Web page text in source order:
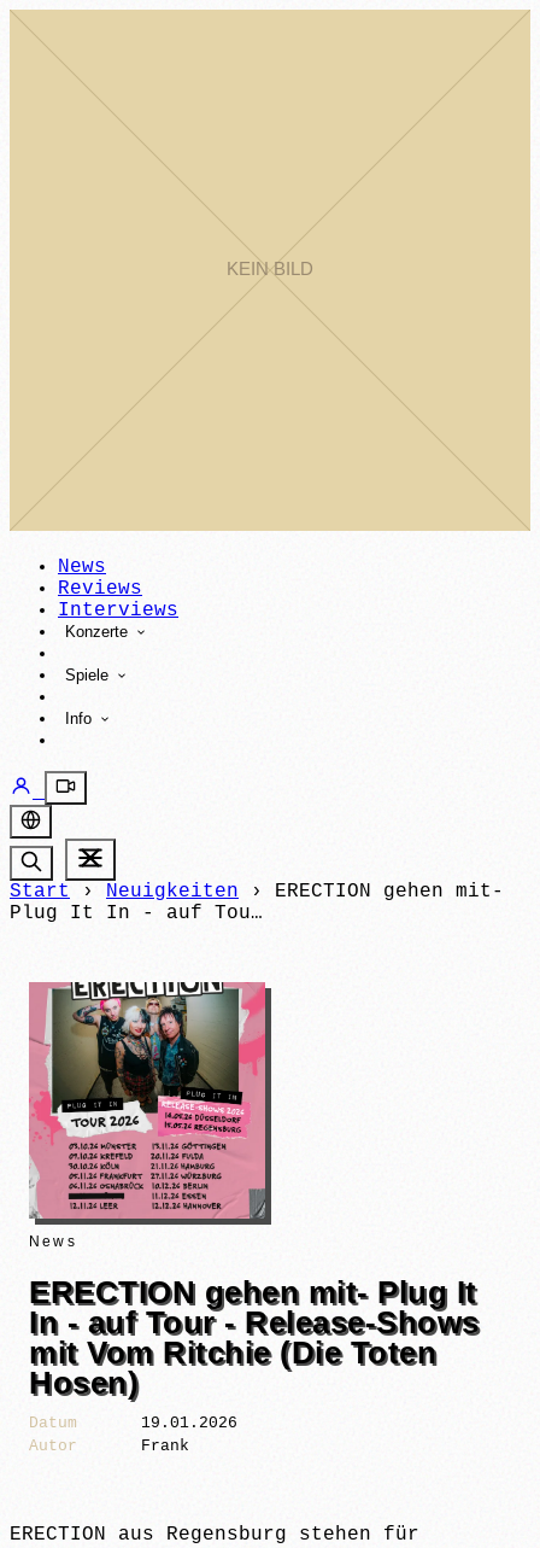
News
Reviews
Interviews
Konzerte
Spiele
Info
Start › Neuigkeiten › ERECTION gehen mit-
Plug It In - auf Tou…
News
ERECTION gehen mit- Plug It
In - auf Tour - Release-Shows
mit Vom Ritchie (Die Toten
Hosen)
Datum
19.01.2026
Autor
Frank
ERECTION aus Regensburg stehen für